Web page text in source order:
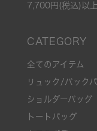
7,700円(税込)以
全てのアイテム
リュック/バック
ショルダーバッグ
トートバッグ